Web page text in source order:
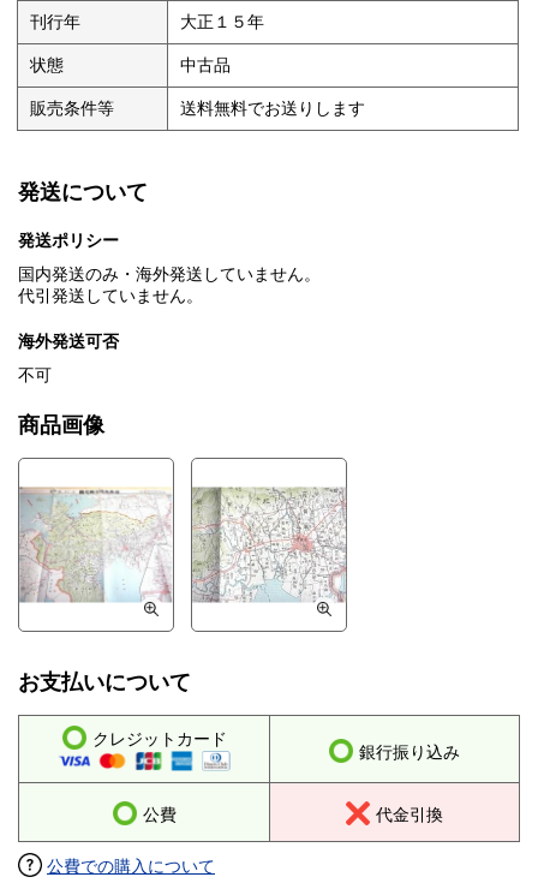
刊行年 大正１５年
状態 中古品
販売条件等 送料無料でお送りします
発送について
発送ポリシー
国内発送のみ・海外発送していません。
代引発送していません。
海外発送可否
不可
商品画像
お支払いについて
クレジットカード
銀行振り込み
公費 代金引換
公費での購入について